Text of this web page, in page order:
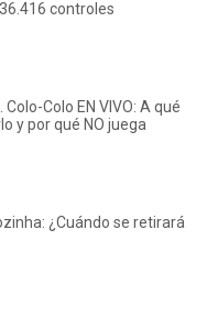
controles
Colo EN VIVO: A qué
y por qué NO juega
¿Cuándo se retirará